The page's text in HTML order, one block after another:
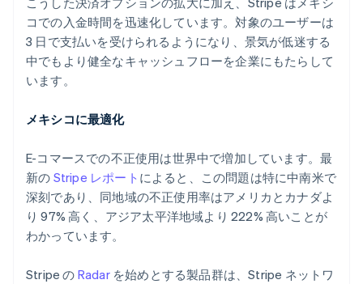
コでの入金時間を迅速化しています。対象のユーザーは
3 日で支払いを受けられるようになり、景気が低迷する
中でもより健全なキャッシュフローを企業にもたらして
います。
メキシコに最適化
E-コマースでの不正使用は世界中で増加しています。最
新の Stripe レポート によると、この問題は特に中南米で
深刻であり、同地域の不正使用率はアメリカとカナダよ
り 97% 高く、アジア太平洋地域より 222% 高いことが
わかっています。
Stripe の Radarを始めとする製品群は、Stripe ネットワ
EnglishItaliano
タイ
ไทยEnglish
チェコ共和国
English
デンマーク
ニュージーランド
English
ノルウェー
English
ハンガリー
English
EnglishSvenska